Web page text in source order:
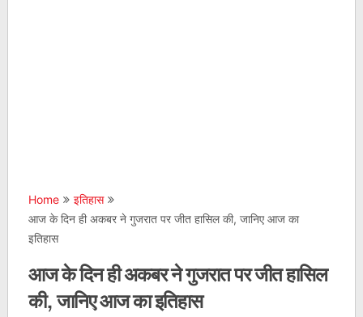
Home
इतिहास
आज के दिन ही अकबर ने गुजरात पर जीत हासिल की, जानिए आज का
इतिहास
आज के दिन ही अकबर ने गुजरात पर जीत हासिल
की, जानिए आज का इतिहास